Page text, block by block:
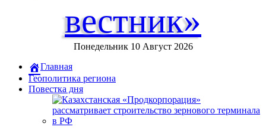
вестник»
Понедельник 10 Август 2026
Главная
Геополитика региона
Повестка дня